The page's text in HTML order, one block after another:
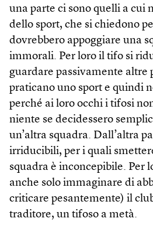
una parte ci sono quelli a cui
dello sport, che si chiedono
dovrebbero appoggiare una
immorali. Per loro il tifo si
guardare passivamente altre
praticano uno sport e quindi
perché ai loro occhi i tifosi
niente se decidessero
un’altra squadra. Dall’altra
irriducibili, per i quali
squadra è inconcepibile. Per
anche solo immaginare di
criticare pesantemente) il
traditore, un tifoso a metà.